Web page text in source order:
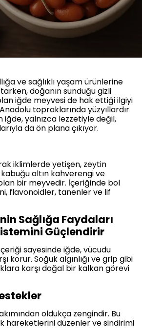
ve sağlıklı yaşam ürünlerine
doğanın sunduğu gizli
iğde meyvesi de hak ettiği ilgiyi
topraklarında yüzyıllardır
yalnızca lezzetiyle değil,
da ön plana çıkıyor.
iklimlerde yetişen, zeytin
kabuğu altın kahverengi ve
bir meyvedir. İçeriğinde bol
flavonoidler, tanenler ve lif
Sağlığa Faydaları
Güçlendirir
sayesinde iğde, vücudu
korur. Soğuk algınlığı ve grip gibi
karşı doğal bir kalkan görevi
oldukça zengindir. Bu
hareketlerini düzenler ve sindirimi